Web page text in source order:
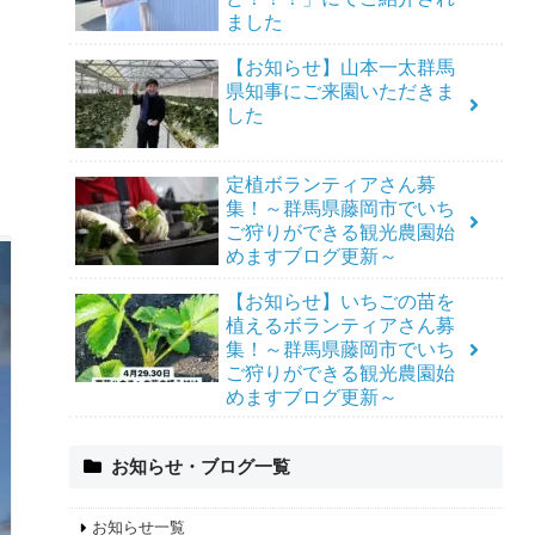
ました
【お知らせ】山本一太群馬
県知事にご来園いただきま
した
定植ボランティアさん募
集！～群馬県藤岡市でいち
ご狩りができる観光農園始
めますブログ更新～
【お知らせ】いちごの苗を
植えるボランティアさん募
集！～群馬県藤岡市でいち
ご狩りができる観光農園始
めますブログ更新～
お知らせ・ブログ一覧
お知らせ一覧